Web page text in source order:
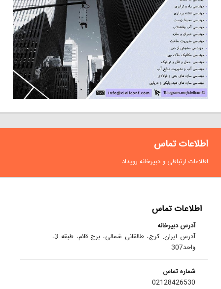
اطلاعات تماس
اطلاعات ارتباطی و دبیرخانه رویداد
اطلاعات تماس
آدرس دبیرخانه
آدرس ایران: کرج، طالقانی شمالی، برج قائم، طبقه 3،
واحد307
شماره تماس
02128426530